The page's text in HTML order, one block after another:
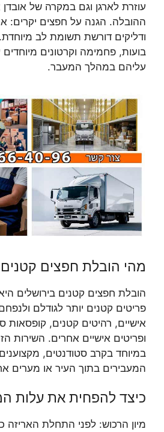
עוזרת לארגן וגם במקרה של
ההובלה. הגנה על חפצים יקרים:
ודליקים דורשת תשומת לב
בועות, פחמימה וקרטונים מיוחדים
עליהם במהלך המעבר.
מהי הובלת חפצים קטנים
הובלת חפצים קטנים בירושלים
פריטים קטנים יותר לגודלם
אישיים, רהיטים קטנים, קופסאות
ופריטים אישיים אחרים. השירות
במיוחד בקרב סטודנטים,
המעבירים בתוך העיר או מערים
כיצד להפחית את עלות
מיון הרכוש: לפני התחלת האריזה